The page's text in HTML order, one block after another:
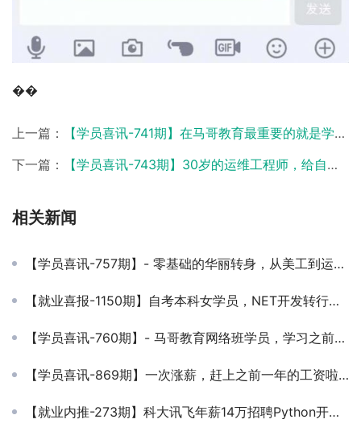
��
上一篇：
【学员喜讯-741期】在马哥教育最重要的就是学到技术，找到让自己满意的工作！我们对结果负责！
下一篇：
【学员喜讯-743期】30岁的运维工程师，给自己一次折腾的机会，事实告诉你，学了马哥的课程，薪资翻了不止4倍！
相关新闻
【学员喜讯-757期】- 零基础的华丽转身，从美工到运维你只需要这一步 ！
【就业喜报-1150期】自考本科女学员，NET开发转行运维，斩获10.5K Offer！转行不难，敢开始就赢了一半！
【学员喜讯-760期】- 马哥教育网络班学员，学习之前6k，学习之后综合13k，只要努力，网络班学完之后同样可以翻倍!
【学员喜讯-869期】一次涨薪，赶上之前一年的工资啦，马帮学子真优秀！
【就业内推-273期】科大讯飞年薪14万招聘Python开发运维工程师